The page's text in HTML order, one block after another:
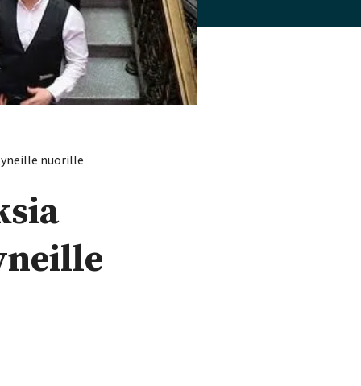
nuorille